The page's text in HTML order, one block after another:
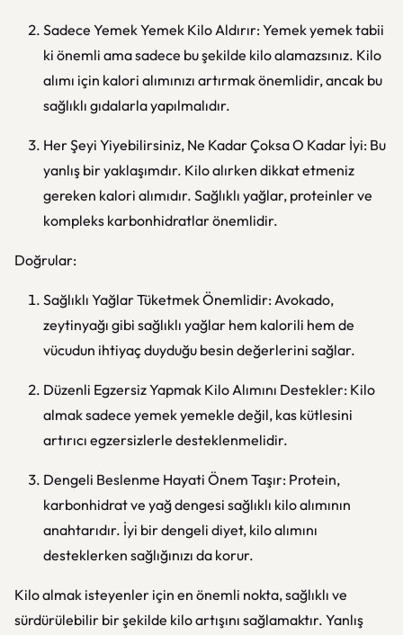
Sadece Yemek Yemek Kilo Aldırır: Yemek yemek tabii
ki önemli ama sadece bu şekilde kilo alamazsınız. Kilo
alımı için kalori alımınızı artırmak önemlidir, ancak bu
sağlıklı gıdalarla yapılmalıdır.
Her Şeyi Yiyebilirsiniz, Ne Kadar Çoksa O Kadar İyi: Bu
yanlış bir yaklaşımdır. Kilo alırken dikkat etmeniz
gereken kalori alımıdır. Sağlıklı yağlar, proteinler ve
kompleks karbonhidratlar önemlidir.
Doğrular:
Sağlıklı Yağlar Tüketmek Önemlidir: Avokado,
zeytinyağı gibi sağlıklı yağlar hem kalorili hem de
vücudun ihtiyaç duyduğu besin değerlerini sağlar.
Düzenli Egzersiz Yapmak Kilo Alımını Destekler: Kilo
almak sadece yemek yemekle değil, kas kütlesini
artırıcı egzersizlerle desteklenmelidir.
Dengeli Beslenme Hayati Önem Taşır: Protein,
karbonhidrat ve yağ dengesi sağlıklı kilo alımının
anahtarıdır. İyi bir dengeli diyet, kilo alımını
desteklerken sağlığınızı da korur.
Kilo almak isteyenler için en önemli nokta, sağlıklı ve
sürdürülebilir bir şekilde kilo artışını sağlamaktır. Yanlış